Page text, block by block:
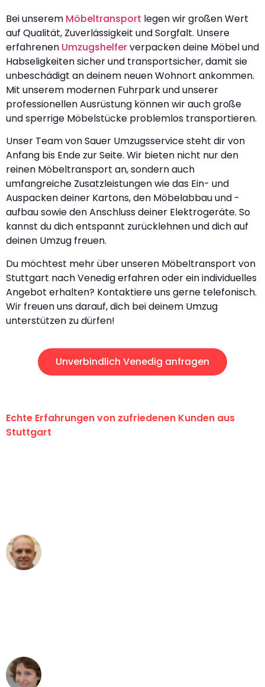
Bei unserem Möbeltransport legen wir großen Wert
auf Qualität, Zuverlässigkeit und Sorgfalt. Unsere
erfahrenen Umzugshelferverpacken deine Möbel und
Habseligkeiten sicher und transportsicher, damit sie
unbeschädigt an deinem neuen Wohnort ankommen.
Mit unserem modernen Fuhrpark und unserer
professionellen Ausrüstung können wir auch große
und sperrige Möbelstücke problemlos transportieren.
Unser Team von Sauer Umzugsservice steht dir von
Anfang bis Ende zur Seite. Wir bieten nicht nur den
reinen Möbeltransport an, sondern auch
umfangreiche Zusatzleistungen wie das Ein- und
Auspacken deiner Kartons, den Möbelabbau und -
aufbau sowie den Anschluss deiner Elektrogeräte. So
kannst du dich entspannt zurücklehnen und dich auf
deinen Umzug freuen.
Du möchtest mehr über unseren Möbeltransport von
Stuttgart nach Venedig erfahren oder ein individuelles
Angebot erhalten? Kontaktiere uns gerne telefonisch.
Wir freuen uns darauf, dich bei deinem Umzug
unterstützen zu dürfen!
Unverbindlich Venedig anfragen
Echte Erfahrungen von zufriedenen Kunden aus
Stuttgart